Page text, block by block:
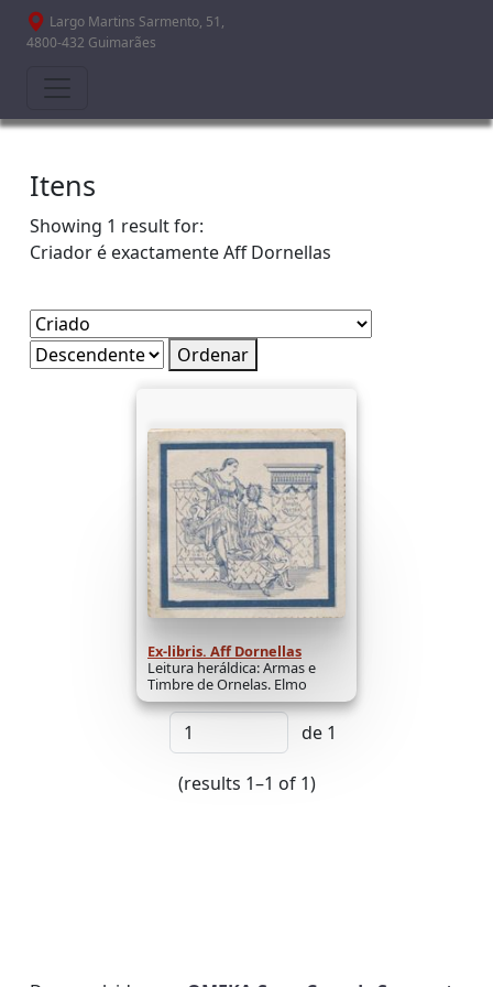
Passar para o conteúdo principal
Largo Martins Sarmento, 51,
4800-432 Guimarães
Itens
Showing 1 result for:
Criador é exactamenteAff Dornellas
Ordenar
Ex-libris. Aff Dornellas
Leitura heráldica: Armas e
Timbre de Ornelas. Elmo
de 1
(results 1–1 of 1)